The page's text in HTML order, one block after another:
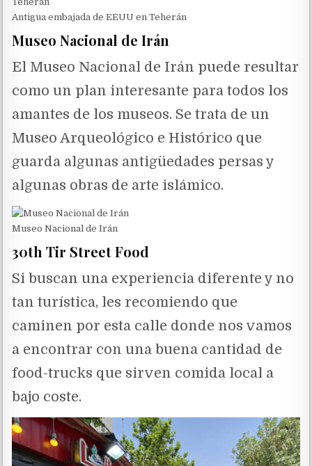
Antigua embajada de EEUU en Teherán
Museo Nacional de Irán
El Museo Nacional de Irán puede resultar
como un plan interesante para todos los
amantes de los museos. Se trata de un
Museo Arqueológico e Histórico que
guarda algunas antigüedades persas y
algunas obras de arte islámico.
Museo Nacional de Irán
30th Tir Street Food
Si buscan una experiencia diferente y no
tan turística, les recomiendo que
caminen por esta calle donde nos vamos
a encontrar con una buena cantidad de
food-trucks que sirven comida local a
bajo coste.